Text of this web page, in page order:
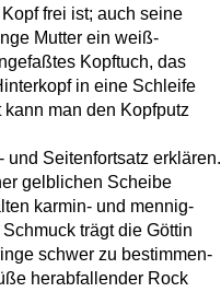
frei ist; auch seine
Mutter ein weiß-
Kopftuch, das
in eine Schleife
man den Kopfputz
Seitenfortsatz erklären.
gelblichen Scheibe
karmin- und mennig-
trägt die Göttin
schwer zu bestimmen-
herabfallender Rock